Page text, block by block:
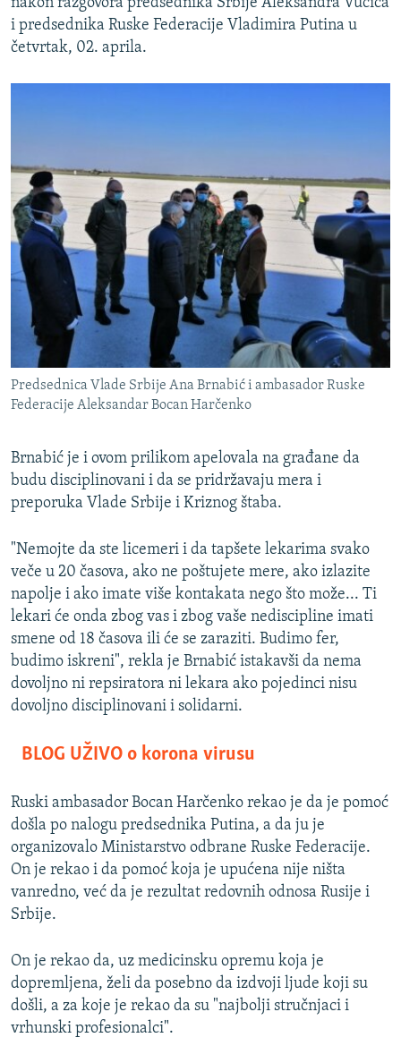
nakon razgovora predsednika Srbije Aleksandra Vučića
i predsednika Ruske Federacije Vladimira Putina u
četvrtak, 02. aprila.
Predsednica Vlade Srbije Ana Brnabić i ambasador Ruske
Federacije Aleksandar Bocan Harčenko
Brnabić je i ovom prilikom apelovala na građane da
budu disciplinovani i da se pridržavaju mera i
preporuka Vlade Srbije i Kriznog štaba.
"Nemojte da ste licemeri i da tapšete lekarima svako
veče u 20 časova, ako ne poštujete mere, ako izlazite
napolje i ako imate više kontakata nego što može... Ti
lekari će onda zbog vas i zbog vaše nediscipline imati
smene od 18 časova ili će se zaraziti. Budimo fer,
budimo iskreni", rekla je Brnabić istakavši da nema
dovoljno ni repsiratora ni lekara ako pojedinci nisu
dovoljno disciplinovani i solidarni.
BLOG UŽIVO o korona virusu
Ruski ambasador Bocan Harčenko rekao je da je pomoć
došla po nalogu predsednika Putina, a da ju je
organizovalo Ministarstvo odbrane Ruske Federacije.
On je rekao i da pomoć koja je upućena nije ništa
vanredno, već da je rezultat redovnih odnosa Rusije i
Srbije.
On je rekao da, uz medicinsku opremu koja je
dopremljena, želi da posebno da izdvoji ljude koji su
došli, a za koje je rekao da su "najbolji stručnjaci i
vrhunski profesionalci".